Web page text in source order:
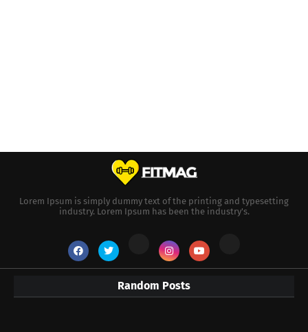
Lorem Ipsum is simply dummy text of the printing and typesetting
industry. Lorem Ipsum has been the industry's.
Random Posts